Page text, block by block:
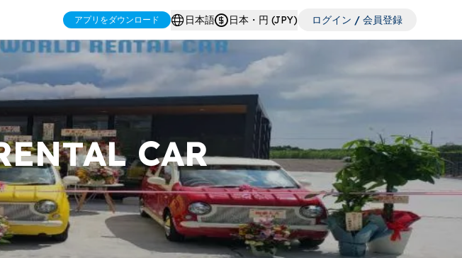
アプリをダウンロード 日本語 日本・円 (JPY) ログイン / 会員登録
CAR